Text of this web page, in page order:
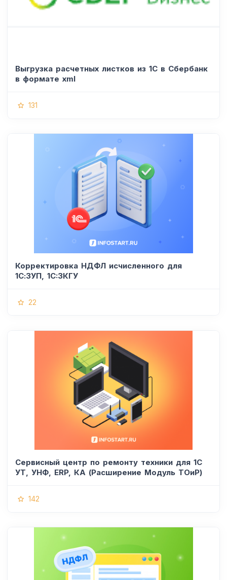
Выгрузка расчетных листков из 1С в Сбербанк
в формате xml
131
Корректировка НДФЛ исчисленного для
1С:ЗУП, 1C:ЗКГУ
22
Сервисный центр по ремонту техники для 1С
УТ, УНФ, ERP, КА (Расширение Модуль ТОиР)
142